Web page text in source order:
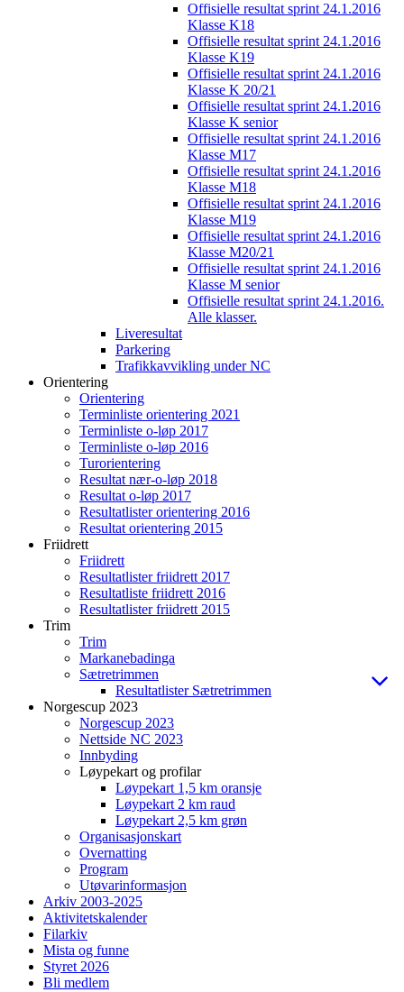
Offisielle resultat sprint 24.1.2016
Klasse K18
Offisielle resultat sprint 24.1.2016
Klasse K19
Offisielle resultat sprint 24.1.2016
Klasse K 20/21
Offisielle resultat sprint 24.1.2016
Klasse K senior
Offisielle resultat sprint 24.1.2016
Klasse M17
Offisielle resultat sprint 24.1.2016
Klasse M18
Offisielle resultat sprint 24.1.2016
Klasse M19
Offisielle resultat sprint 24.1.2016
Klasse M20/21
Offisielle resultat sprint 24.1.2016
Klasse M senior
Offisielle resultat sprint 24.1.2016.
Alle klasser.
Liveresultat
Parkering
Trafikkavvikling under NC
Orientering
Orientering
Terminliste orientering 2021
Terminliste o-løp 2017
Terminliste o-løp 2016
Turorientering
Resultat nær-o-løp 2018
Resultat o-løp 2017
Resultatlister orientering 2016
Resultat orientering 2015
Friidrett
Friidrett
Resultatlister friidrett 2017
Resultatliste friidrett 2016
Resultatlister friidrett 2015
Trim
Trim
Markanebadinga
Sætretrimmen
Resultatlister Sætretrimmen
Norgescup 2023
Norgescup 2023
Nettside NC 2023
Innbyding
Løypekart og profilar
Løypekart 1,5 km oransje
Løypekart 2 km raud
Løypekart 2,5 km grøn
Organisasjonskart
Overnatting
Program
Utøvarinformasjon
Arkiv 2003-2025
Aktivitetskalender
Filarkiv
Mista og funne
Styret 2026
Bli medlem